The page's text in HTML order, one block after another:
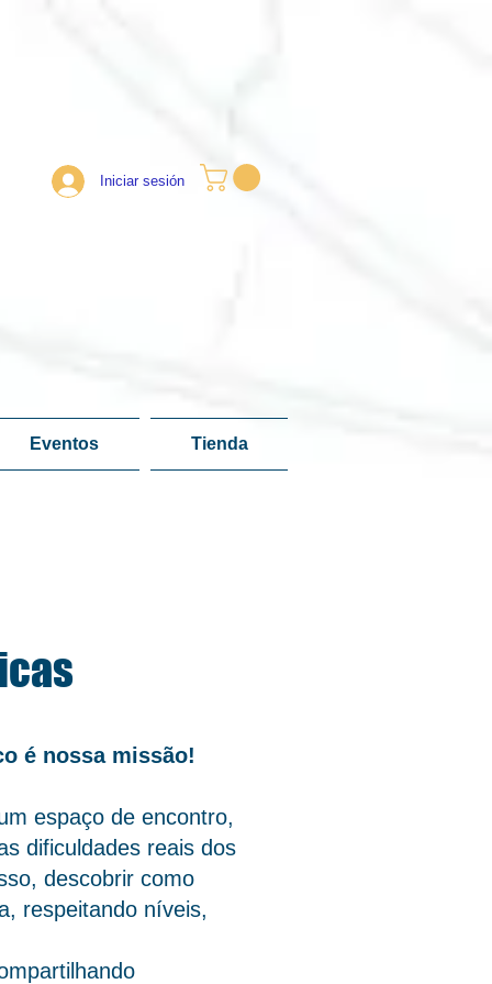
Iniciar sesión
Eventos Tienda
é nossa missão!
espaço de encontro,
dificuldades reais dos
descobrir como
respeitando níveis,